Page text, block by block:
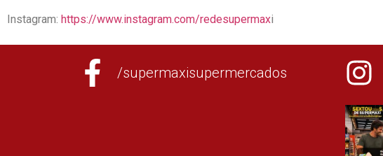
Instagram: https://www.instagram.com/redesupermaxi
/supermaxisupermercados